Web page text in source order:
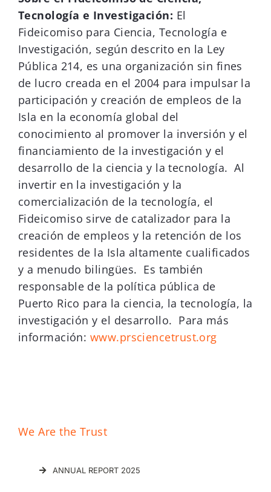
Tecnología e Investigación: El
Fideicomiso para Ciencia, Tecnología e
Investigación, según descrito en la Ley
Pública 214, es una organización sin fines
de lucro creada en el 2004 para impulsar la
participación y creación de empleos de la
Isla en la economía global del
conocimiento al promover la inversión y el
financiamiento de la investigación y el
desarrollo de la ciencia y la tecnología. Al
invertir en la investigación y la
comercialización de la tecnología, el
Fideicomiso sirve de catalizador para la
creación de empleos y la retención de los
residentes de la Isla altamente cualificados
y a menudo bilingües. Es también
responsable de la política pública de
Puerto Rico para la ciencia, la tecnología, la
investigación y el desarrollo. Para más
información: www.prsciencetrust.org
We Are the Trust
ANNUAL REPORT 2025